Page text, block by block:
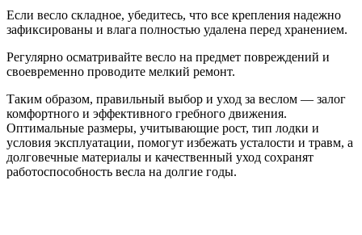
Если весло складное, убедитесь, что все крепления надежно
зафиксированы и влага полностью удалена перед хранением.
Регулярно осматривайте весло на предмет повреждений и
своевременно проводите мелкий ремонт.
Таким образом, правильный выбор и уход за веслом — залог
комфортного и эффективного гребного движения.
Оптимальные размеры, учитывающие рост, тип лодки и
условия эксплуатации, помогут избежать усталости и травм, а
долговечные материалы и качественный уход сохранят
работоспособность весла на долгие годы.